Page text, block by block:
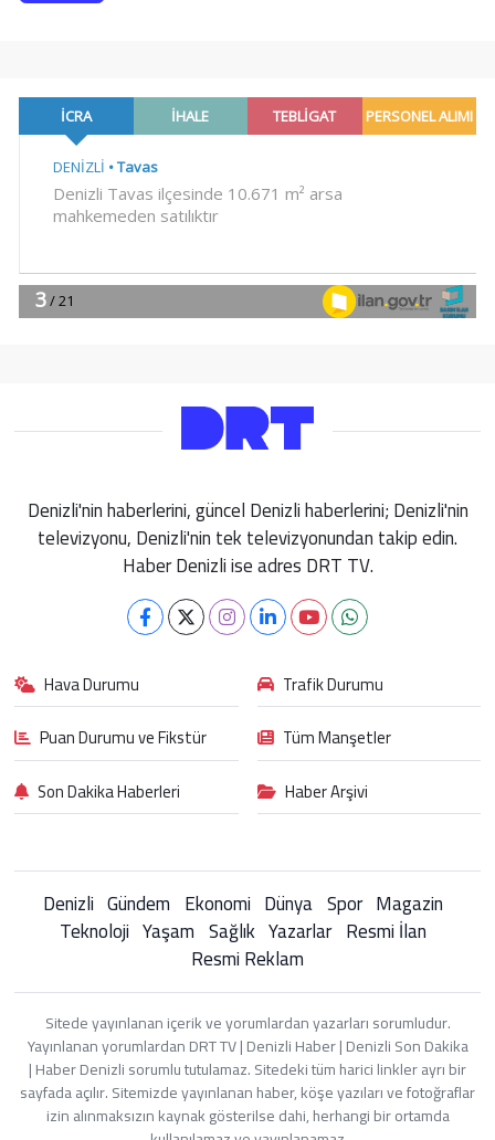
Denizli'nin haberlerini, güncel Denizli haberlerini; Denizli'nin
televizyonu, Denizli'nin tek televizyonundan takip edin.
Haber Denizli ise adres DRT TV.
Hava Durumu
Trafik Durumu
Puan Durumu ve Fikstür
Tüm Manşetler
Son Dakika Haberleri
Haber Arşivi
Denizli Gündem Ekonomi Dünya Spor Magazin
Teknoloji Yaşam Sağlık Yazarlar Resmi İlan
Resmi Reklam
Sitede yayınlanan içerik ve yorumlardan yazarları sorumludur.
Yayınlanan yorumlardan DRT TV | Denizli Haber | Denizli Son Dakika
| Haber Denizli sorumlu tutulamaz. Sitedeki tüm harici linkler ayrı bir
sayfada açılır. Sitemizde yayınlanan haber, köşe yazıları ve fotoğraflar
izin alınmaksızın kaynak gösterilse dahi, herhangi bir ortamda